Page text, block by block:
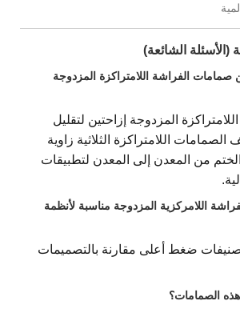
صمامات الفراشة اللامتراكزة المزدوجة
المزدوجة إزاحتين لتقليل
الصمامات اللامتراكزة الثلاثية زاوية
الختم من المعدن إلى المعدن لتطبيقات
اللامركزية المزدوجة مناسبة لأنظمة
ضغط أعلى مقارنة بالتصميمات